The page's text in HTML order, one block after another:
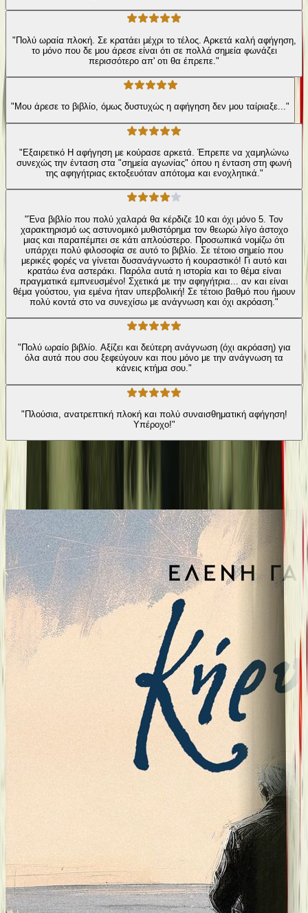
"Πολύ ωραία πλοκή. Σε κρατάει μέχρι το τέλος. Αρκετά καλή αφήγηση,
το μόνο που δε μου άρεσε είναι ότι σε πολλά σημεία φωνάζει
περισσότερο απ' οτι θα έπρεπε."
"Μου άρεσε το βιβλίο, όμως δυστυχώς η αφήγηση δεν μου ταίριαξε..."
"Εξαιρετικό Η αφήγηση με κούρασε αρκετά. Έπρεπε να χαμηλώνω
συνεχώς την ένταση στα "σημεία αγωνίας" όπου η ένταση στη φωνή
της αφηγήτριας εκτοξευόταν απότομα και ενοχλητικά."
"Ένα βιβλίο που πολύ χαλαρά θα κέρδιζε 10 και όχι μόνο 5. Τον
χαρακτηρισμό ως αστυνομικό μυθιστόρημα τον θεωρώ λίγο άστοχο
μιας και παραπέμπει σε κάτι απλούστερο. Προσωπικά νομίζω ότι
υπάρχει πολύ φιλοσοφία σε αυτό το βιβλίο. Σε τέτοιο σημείο που
μερικές φορές να γίνεται δυσανάγνωστο ή κουραστικό! Γι αυτό και
κρατάω ένα αστεράκι. Παρόλα αυτά η ιστορία και το θέμα είναι
πραγματικά εμπνευσμένο! Σχετικά με την αφηγήτρια... αν και είναι
θέμα γούστου, για εμένα ήταν υπερβολική! Σε τέτοιο βαθμό που ήμουν
πολύ κοντά στο να συνεχίσω με ανάγνωση και όχι ακρόαση."
"Πολύ ωραίο βιβλίο. Αξίζει και δεύτερη ανάγνωση (όχι ακρόαση) για
όλα αυτά που σου ξεφεύγουν και που μόνο με την ανάγνωση τα
κάνεις κτήμα σου."
"Πλούσια, ανατρεπτική πλοκή και πολύ συναισθηματική αφήγηση!
Υπέροχο!"
Παρόμοιες επιλογές